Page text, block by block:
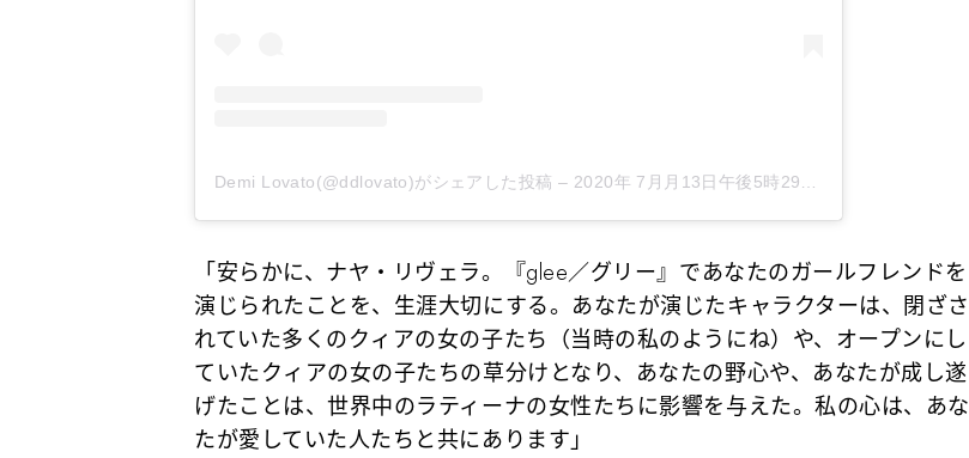
Demi Lovato(@ddlovato)がシェアした投稿 – 2020年 7月月13日午後5時29分PDT
「安らかに、ナヤ・リヴェラ。『glee／グリー』であなたのガールフレンドを
演じられたことを、生涯大切にする。あなたが演じたキャラクターは、閉ざさ
れていた多くのクィアの女の子たち（当時の私のようにね）や、オープンにし
ていたクィアの女の子たちの草分けとなり、あなたの野心や、あなたが成し遂
げたことは、世界中のラティーナの女性たちに影響を与えた。私の心は、あな
たが愛していた人たちと共にあります」